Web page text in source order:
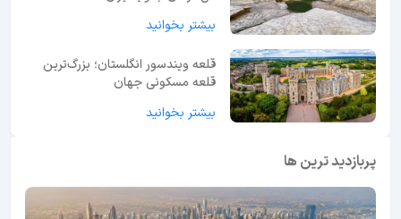
بیشتر بخوانید
قلعه ویندسور انگلستان؛ بزرگ‌ترین
قلعه مسکونی جهان
بیشتر بخوانید
پربازدید ترین ها